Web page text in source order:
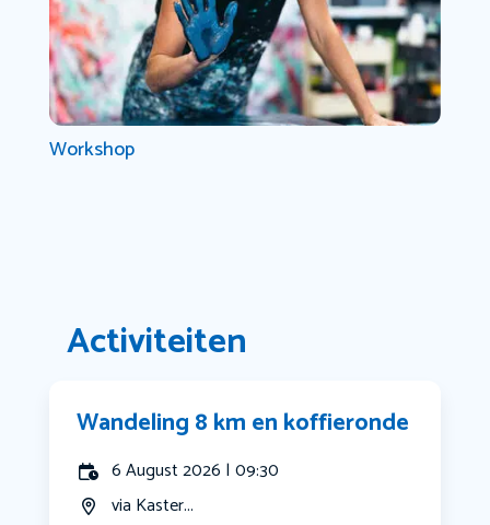
Workshop
Activiteiten
Wandeling 8 km en koffieronde
6 August 2026 | 09:30
via Kaster...